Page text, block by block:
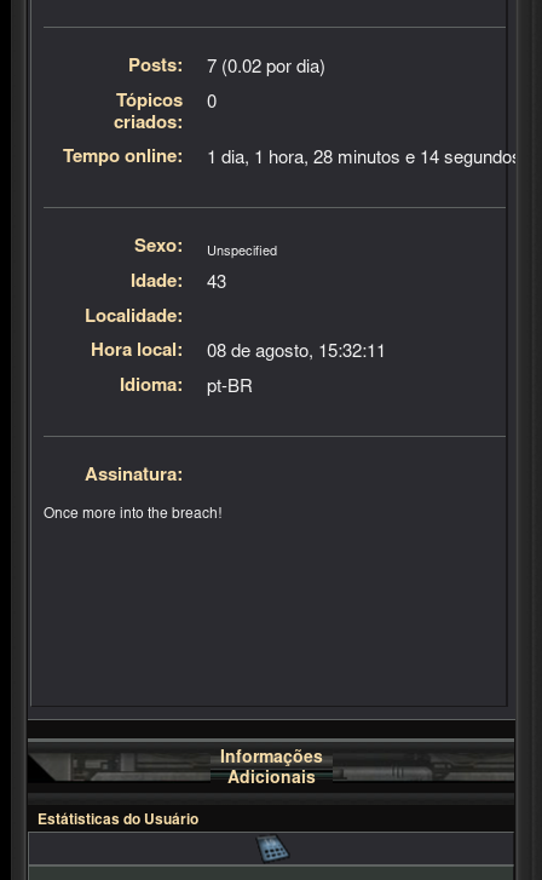
Posts:
7 (0.02 por dia)
Tópicos
criados:
0
Tempo online: 1 dia, 1 hora, 28 minutos e 14 segundos
Sexo: Unspecified
Idade:
43
Localidade:
Hora local:
08 de agosto, 15:32:11
Idioma:
pt-BR
Assinatura:
Once more into the breach!
Informações
Adicionais
Estátisticas do Usuário